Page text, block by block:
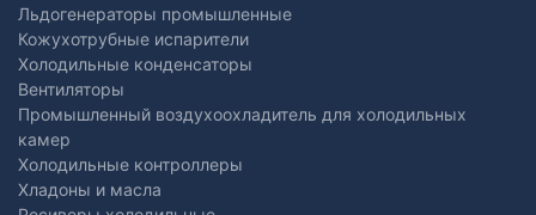
Льдогенераторы промышленные
Кожухотрубные испарители
Холодильные конденсаторы
Вентиляторы
Промышленный воздухоохладитель для холодильных
камер
Холодильные контроллеры
Хладоны и масла